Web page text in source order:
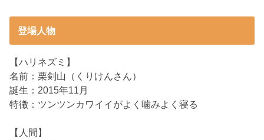
登場人物
【ハリネズミ】
名前：栗剣山（くりけんさん）
誕生：2015年11月
特徴：ツンツンカワイイがよく噛みよく寝る
【人間】